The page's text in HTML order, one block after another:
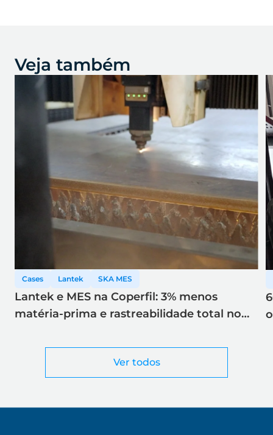
Veja também
Ver todos
Cases Lantek SKA MES
Lantek e MES na Coperfil: 3% menos
matéria-prima e rastreabilidade total no